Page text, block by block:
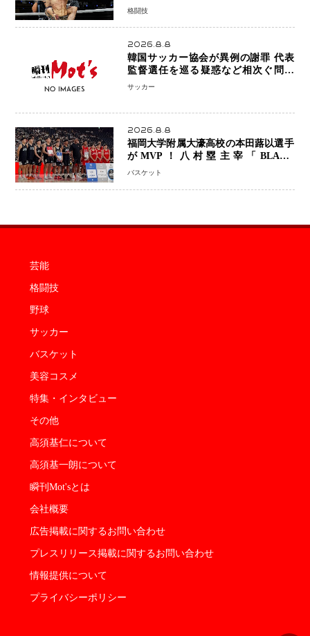
抜き、リアネイキッドチョークで勝利
格闘技
2026.8.8
韓国サッカー協会が異例の謝罪 代表
監督選任を巡る疑惑など相次ぐ問題
「組織の刷新」誓う
サッカー
2026.8.8
福岡大学附属大濠高校の本田蕗以選手
がMVP！八村塁主宰「BLACK
SAMURAI SUMMIT 2026」で存在
なった」
バスケット
芸能
格闘技
野球
サッカー
バスケット
美容コスメ
特集・インタビュー
その他
高須基仁について
高須基一朗について
瞬刊Mot'sとは
会社概要
広告掲載に関するお問い合わせ
プレスリリース掲載に関するお問い合わせ
情報提供について
プライバシーポリシー